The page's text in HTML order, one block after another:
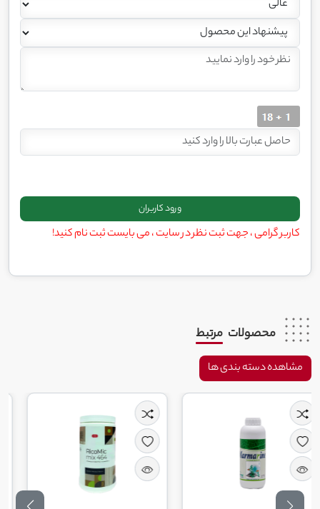
کاربر گرامی ، جهت ثبت نظر در سایت ، می بایست ثبت نام کنید!
محصولات مرتبط
مشاهده دسته بندی ها